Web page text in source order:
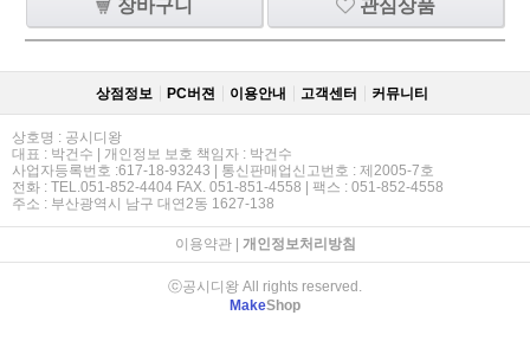
장바구니 관심상품
상점정보 PC버젼 이용안내 고객센터 커뮤니티
상호명 : 공시디왕
대표 : 박건수 | 개인정보 보호 책임자 : 박건수
사업자등록번호 :617-18-93243 | 통신판매업신고번호 : 제2005-7호
전화 : TEL.051-852-4404 FAX. 051-851-4558 | 팩스 : 051-852-4558
주소 : 부산광역시 남구 대연2동 1627-138
이용약관| 개인정보처리방침
ⓒ공시디왕 All rights reserved.
MakeShop